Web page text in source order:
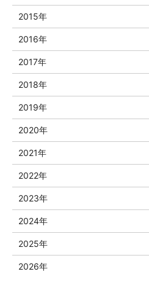
2015年
2016年
2017年
2018年
2019年
2020年
2021年
2022年
2023年
2024年
2025年
2026年